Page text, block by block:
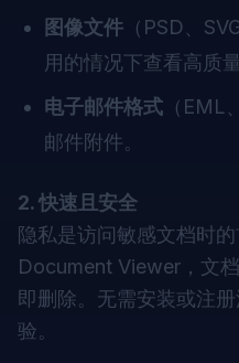
图像文件 （PSD、
用的情况下查看高质量
电子邮件格式 （EML
邮件附件。
2. 快速且安全
隐私是访问敏感文档时
Document Viewer，文
即删除。无需安装或注
验。